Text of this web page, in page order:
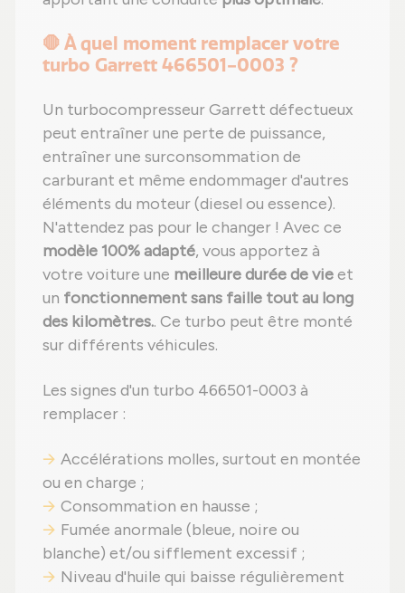
🛑 À quel moment remplacer votre
turbo Garrett 466501-0003 ?
Un turbocompresseur Garrett défectueux
peut entraîner une perte de puissance,
entraîner une surconsommation de
carburant et même endommager d'autres
éléments du moteur (diesel ou essence).
N'attendez pas pour le changer ! Avec ce
modèle 100% adapté, vous apportez à
votre voiture une meilleure durée de vieet
un fonctionnement sans faille tout au long
des kilomètres.. Ce turbo peut être monté
sur différents véhicules.
Les signes d'un turbo 466501-0003 à
remplacer :
Accélérations molles, surtout en montée
ou en charge ;
Consommation en hausse ;
Fumée anormale (bleue, noire ou
blanche) et/ou sifflement excessif ;
Niveau d'huile qui baisse régulièrement